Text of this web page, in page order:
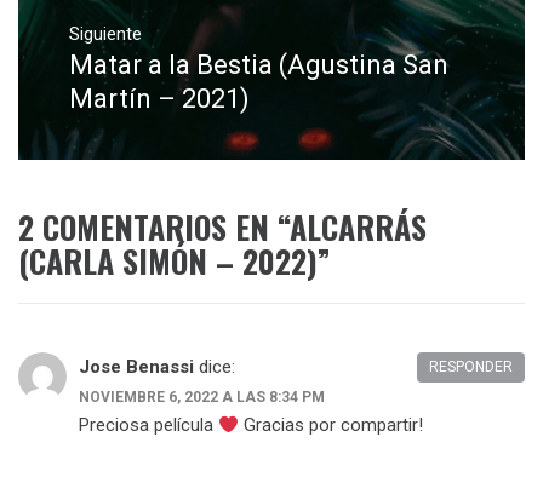
Siguiente
Entrada
siguiente:
Matar a la Bestia (Agustina San
Martín – 2021)
2 COMENTARIOS EN “ALCARRÁS
(CARLA SIMÓN – 2022)”
Jose Benassi dice:
NOVIEMBRE 6, 2022 A LAS 8:34 PM
Preciosa película Gracias por compartir!
RESPONDER